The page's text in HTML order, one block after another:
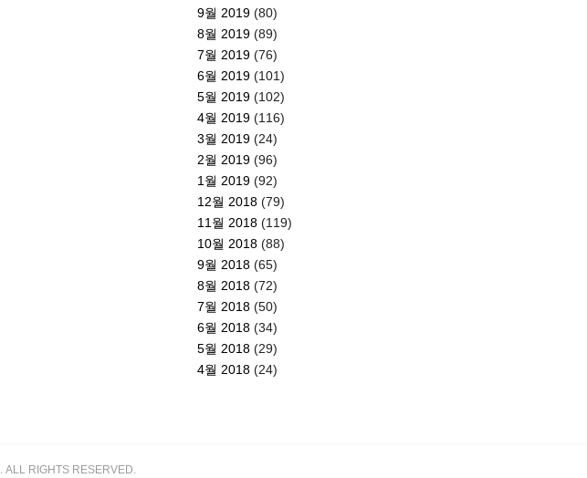
9월 2019 (80)
8월 2019 (89)
7월 2019 (76)
6월 2019 (101)
5월 2019 (102)
4월 2019 (116)
3월 2019 (24)
2월 2019 (96)
1월 2019 (92)
12월 2018 (79)
11월 2018 (119)
10월 2018 (88)
9월 2018 (65)
8월 2018 (72)
7월 2018 (50)
6월 2018 (34)
5월 2018 (29)
4월 2018 (24)
. ALL RIGHTS RESERVED.